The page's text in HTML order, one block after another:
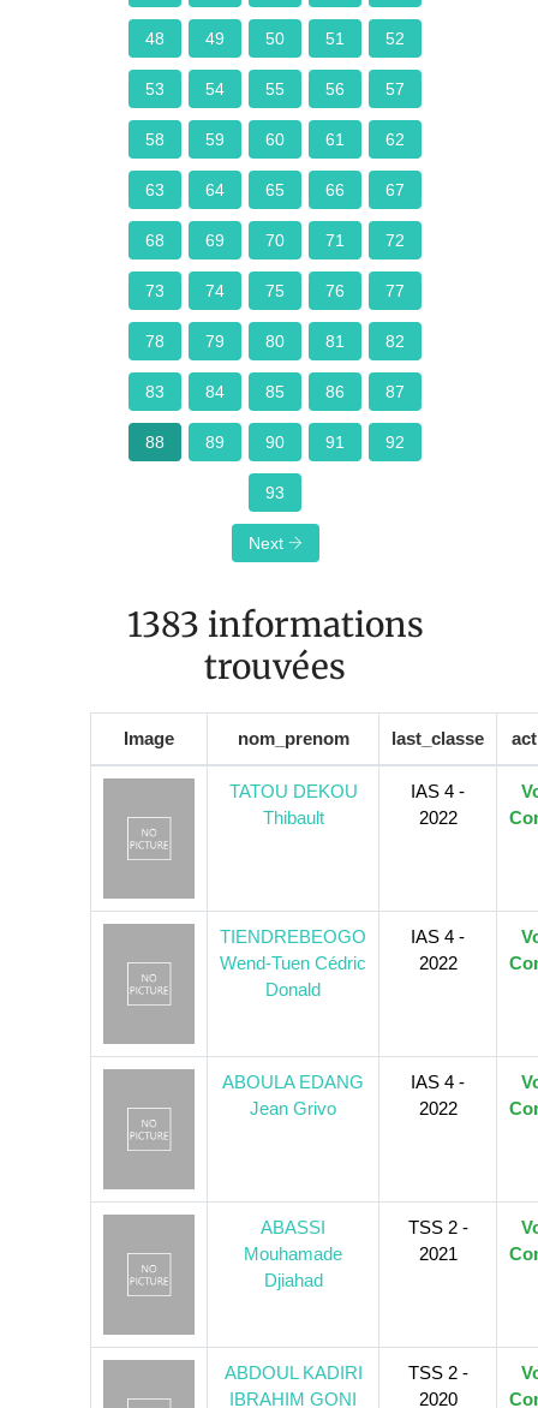
48 49 50 51 52
53 54 55 56 57
58 59 60 61 62
63 64 65 66 67
68 69 70 71 72
73 74 75 76 77
78 79 80 81 82
83 84 85 86 87
88 89 90 91 92
93
Next
1383 informations
trouvées
Image nom_prenom last_classe
TATOU DEKOU
Thibault
IAS 4 -
2022
TIENDREBEOGO
Wend-Tuen Cédric
Donald
IAS 4 -
2022
ABOULA EDANG
Jean Grivo
IAS 4 -
2022
ABASSI
Mouhamade
Djiahad
TSS 2 -
2021
ABDOUL KADIRI
IBRAHIM GONI
TSS 2 -
2020